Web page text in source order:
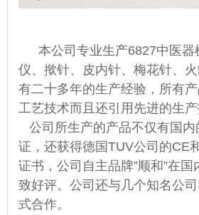
本公司专业生产6827中医器
仪、揿针、皮内针、梅花针、
有二十多年的生产经验，所有
工艺技术而且还引用先进的生产
公司所生产的产品不仅有国
证，还获得德国TUV公司的CE
证书，公司自主品牌”顺和”在
致好评。公司还与几个知名公司
式合作。